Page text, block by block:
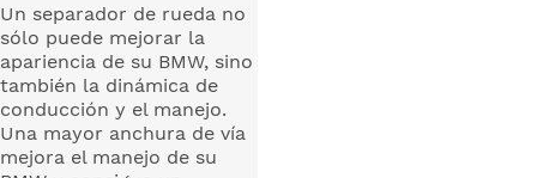
Un separador de rueda no
sólo puede mejorar la
apariencia de su BMW, sino
también la dinámica de
conducción y el manejo.
Una mayor anchura de vía
mejora el manejo de su